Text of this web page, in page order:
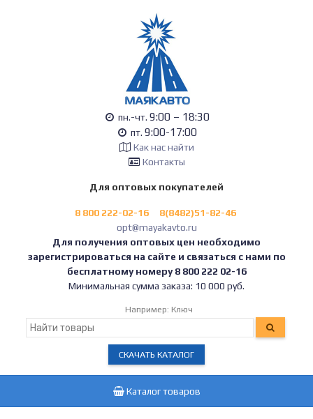
пн.-чт. 9:00 – 18:30
пт. 9:00-17:00
Как нас найти
Контакты
Для оптовых покупателей
8 800 222-02-16
8(8482)51-82-46
opt@mayakavto.ru
Для получения оптовых цен необходимо
зарегистрироваться на сайте и связаться с нами по
бесплатному номеру 8 800 222 02-16
Минимальная сумма заказа: 10 000 руб.
Например: Ключ
СКАЧАТЬ КАТАЛОГ
Каталог товаров